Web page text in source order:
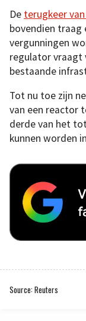
De terugkeer
bovendien traag
vergunningen
regulator vraagt
bestaande
Tot nu toe zijn
van een reactor
derde van het
kunnen worden
Source: Reuters